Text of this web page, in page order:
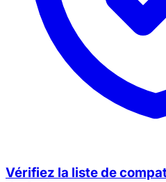
Vérifiez la liste de